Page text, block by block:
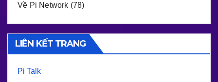
Về Pi Network (78)
LIÊN KẾT TRANG
Pi Talk